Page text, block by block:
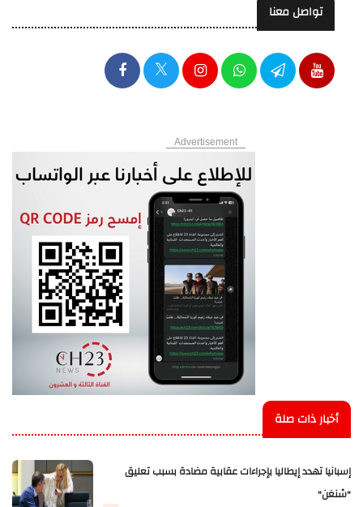
تواصل معنا
Advertisement
أخبار ذات صلة
إسبانيا تهدد إيطاليا بإجراءات عقابية مضادة بسبب تعليق
"شنغن"